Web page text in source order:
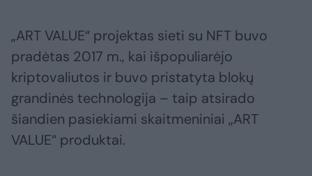
„ART VALUE“ projektas sieti su NFT buvo
pradėtas 2017 m., kai išpopuliarėjo
kriptovaliutos ir buvo pristatyta blokų
grandinės technologija – taip atsirado
šiandien pasiekiami skaitmeniniai „ART
VALUE“ produktai.